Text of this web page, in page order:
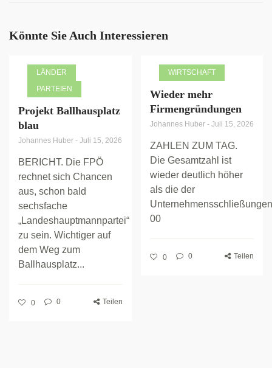
Könnte Sie Auch Interessieren
LÄNDER
PARTEIEN
Projekt Ballhausplatz
blau
Johannes Huber - Juli 15, 2026
BERICHT. Die FPÖ
rechnet sich Chancen
aus, schon bald
sechsfache
„Landeshauptmannpartei“
zu sein. Wichtiger auf
dem Weg zum
Ballhausplatz...
0 0 Teilen
WIRTSCHAFT
Wieder mehr
Firmengründungen
Johannes Huber - Juli 15, 2026
ZAHLEN ZUM TAG.
Die Gesamtzahl ist
wieder deutlich höher
als die der
00
0 0 Teilen